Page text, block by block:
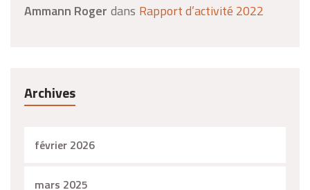
Ammann Roger dans Rapport d’activité 2022
Archives
février 2026
mars 2025